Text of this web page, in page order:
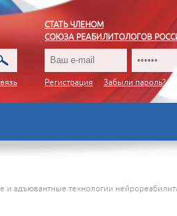
СТАТЬ ЧЛЕНОМ
СОЮЗА РЕАБИЛИТОЛОГОВ
Регистрация Забыли пароль?
адъювантные технологии